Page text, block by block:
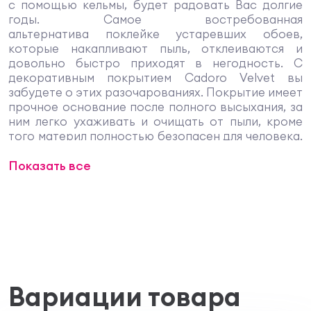
с помощью кельмы, будет радовать Вас долгие
годы. Самое востребованная
альтернатива поклейке устаревших обоев,
которые накапливают пыль, отклеиваются и
довольно быстро приходят в негодность. С
декоративным покрытием Cadoro Velvet вы
забудете о этих разочарованиях. Покрытие имеет
прочное основание после полного высыхания, за
ним легко ухаживать и очищать от пыли, кроме
того материл полностью безопасен для человека.
добавлением акриловых сополимеров для
минеральной или органической основе,
Показать все
Вариации товара